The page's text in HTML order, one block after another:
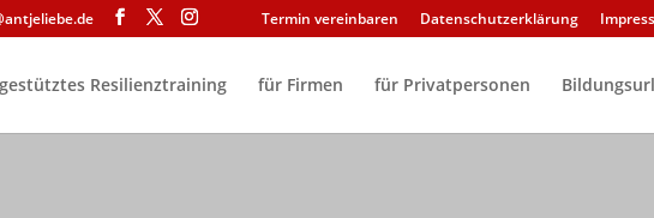
Termin vereinbaren Datenschutzerklärung
Resilienztraining für Firmen für Privatpersonen